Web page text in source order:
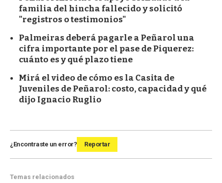
familia del hincha fallecido y solicitó
"registros o testimonios"
Palmeiras deberá pagarle a Peñarol una
cifra importante por el pase de Piquerez:
cuánto es y qué plazo tiene
Mirá el video de cómo es la Casita de
Juveniles de Peñarol: costo, capacidad y qué
dijo Ignacio Ruglio
¿Encontraste un error? Reportar
Temas relacionados